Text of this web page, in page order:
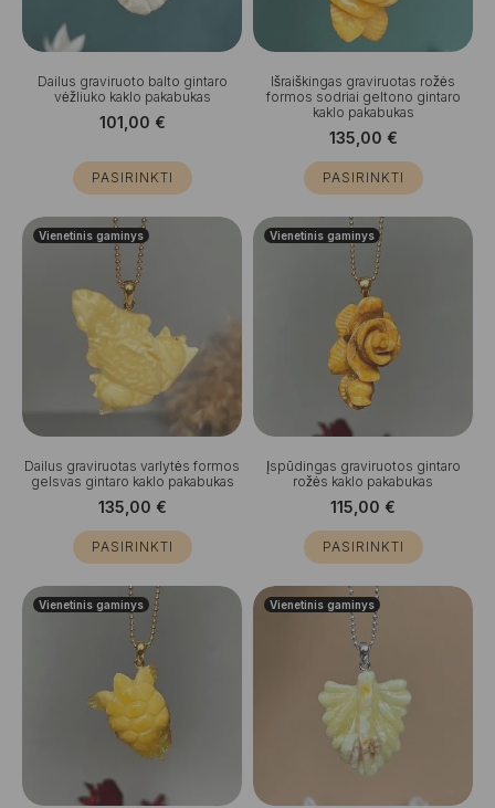
Dailus graviruoto balto gintaro
vėžliuko kaklo pakabukas
101,00 €
PASIRINKTI
Išraiškingas graviruotas rožės
formos sodriai geltono gintaro
kaklo pakabukas
135,00 €
PASIRINKTI
Vienetinis gaminys
Dailus graviruotas varlytės formos
gelsvas gintaro kaklo pakabukas
135,00 €
PASIRINKTI
Vienetinis gaminys
Įspūdingas graviruotos gintaro
rožės kaklo pakabukas
115,00 €
PASIRINKTI
Vienetinis gaminys Vienetinis gaminys